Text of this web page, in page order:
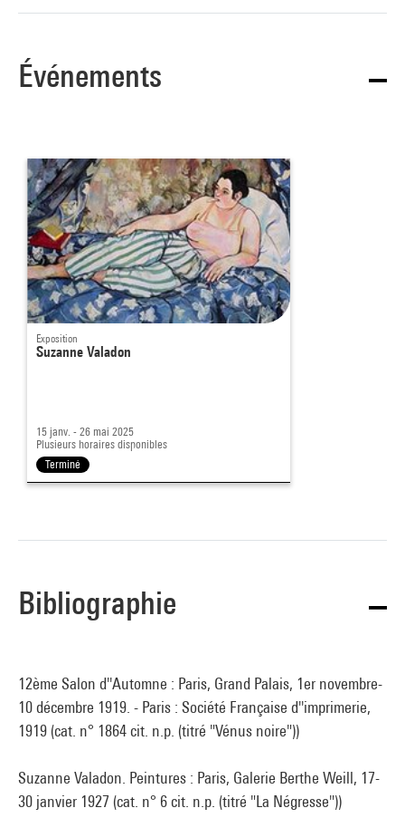
Événements
Exposition
Suzanne Valadon
15 janv. - 26 mai 2025
Plusieurs horaires disponibles
Terminé
Bibliographie
12ème Salon d''Automne : Paris, Grand Palais, 1er novembre-
10 décembre 1919. - Paris : Société Française d''imprimerie,
1919 (cat. n° 1864 cit. n.p. (titré "Vénus noire"))
Suzanne Valadon. Peintures : Paris, Galerie Berthe Weill, 17-
30 janvier 1927 (cat. n° 6 cit. n.p. (titré "La Négresse"))